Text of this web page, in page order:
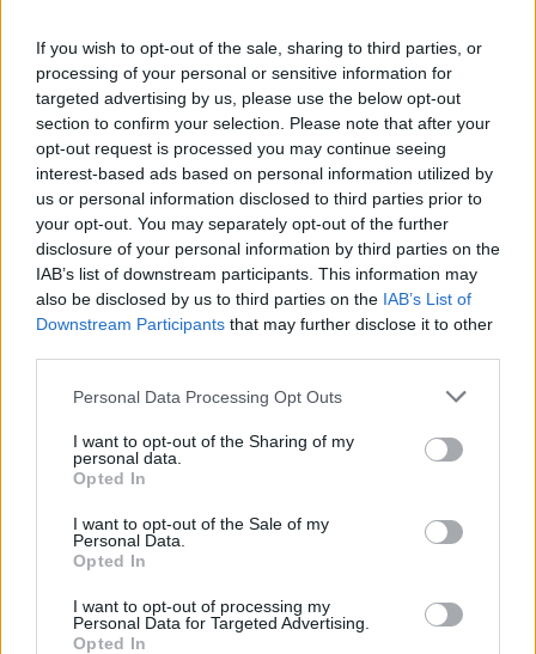
If you wish to opt-out of the sale, sharing to third parties, or
processing of your personal or sensitive information for
targeted advertising by us, please use the below opt-out
section to confirm your selection. Please note that after your
opt-out request is processed you may continue seeing
interest-based ads based on personal information utilized by
us or personal information disclosed to third parties prior to
your opt-out. You may separately opt-out of the further
disclosure of your personal information by third parties on the
IAB’s list of downstream participants. This information may
also be disclosed by us to third parties on the IAB’s List of
Downstream Participants that may further disclose it to other
Personal Data Processing Opt Outs
I want to opt-out of the Sharing of my
personal data.
Opted In
I want to opt-out of the Sale of my
Personal Data.
Opted In
I want to opt-out of processing my
Personal Data for Targeted Advertising.
Opted In
Ο άνθρωπος που εμπνεύστηκε και δημιούργησε τα
”Γλυκιά συμμορία”, ”Τα κουρέλια τραγουδάνε
ακόμα”, ”Πρωινή περίπολος” και ”Ο χαμένος τα
2007 σε ηλικία 68 ετών.